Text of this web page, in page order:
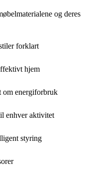
og deres
forklart
hjem
om energiforbruk
enhver aktivitet
styring